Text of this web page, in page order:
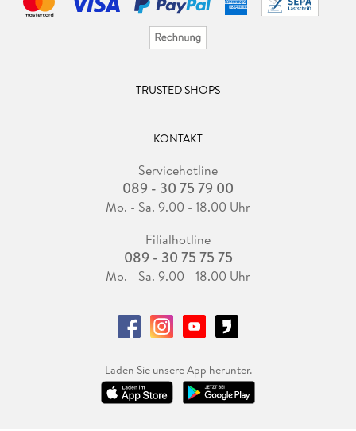
TRUSTED SHOPS
KONTAKT
Servicehotline
089 - 30 75 79 00
Mo. - Sa. 9.00 - 18.00 Uhr
Filialhotline
089 - 30 75 75 75
Mo. - Sa. 9.00 - 18.00 Uhr
Laden Sie unsere App herunter.